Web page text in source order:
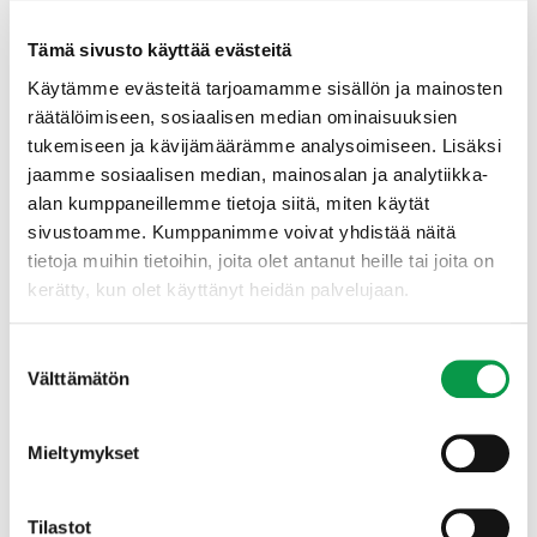
Tämä sivusto käyttää evästeitä
Käytämme evästeitä tarjoamamme sisällön ja mainosten
räätälöimiseen, sosiaalisen median ominaisuuksien
tukemiseen ja kävijämäärämme analysoimiseen. Lisäksi
jaamme sosiaalisen median, mainosalan ja analytiikka-
alan kumppaneillemme tietoja siitä, miten käytät
sivustoamme. Kumppanimme voivat yhdistää näitä
tietoja muihin tietoihin, joita olet antanut heille tai joita on
kerätty, kun olet käyttänyt heidän palvelujaan.
valinta
Välttämätön
Mieltymykset
Tilastot
ympäristökohteiden mittaus ja
todentaminen sekä lahopuuinventoinnit
Yritysten ja alihankintaketjujen toiminnan
riippumaton arviointi (laatujärjestelmät,
vastuullisuus työvoimakysymyksissä)
Konsultointi palvelukuvausten,
sopimuspohjien sekä työohjeiden
toimivuuden varmistamisessa
Yhteydenottoa ei kannata jättää tuumaukseen.